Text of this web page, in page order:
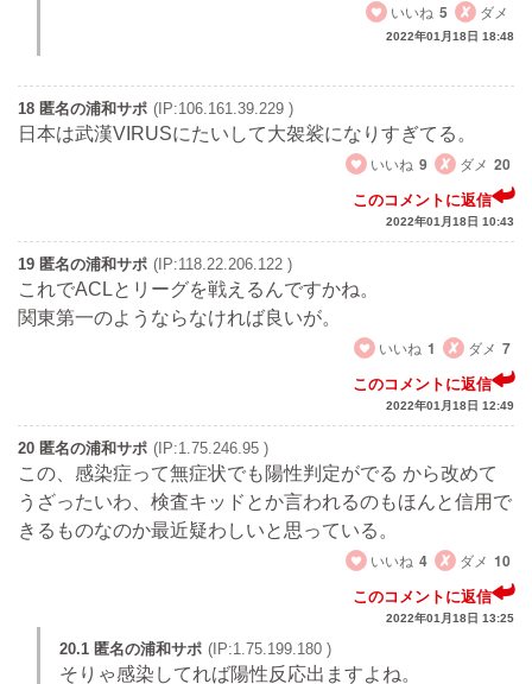
いいね 5 ダメ
2022年01月18日 18:48
18 匿名の浦和サポ (IP:106.161.39.229 )
日本は武漢VIRUSにたいして大袈裟になりすぎてる。
いいね 9 ダメ 20
このコメントに返信
2022年01月18日 10:43
19 匿名の浦和サポ (IP:118.22.206.122 )
これでACLとリーグを戦えるんですかね。
関東第一のようならなければ良いが。
いいね 1 ダメ 7
このコメントに返信
2022年01月18日 12:49
20 匿名の浦和サポ (IP:1.75.246.95 )
この、感染症って無症状でも陽性判定がでる から改めて
うざったいわ、検査キッドとか言われるのもほんと信用で
きるものなのか最近疑わしいと思っている。
いいね 4 ダメ 10
このコメントに返信
2022年01月18日 13:25
20.1 匿名の浦和サポ (IP:1.75.199.180 )
そりゃ感染してれば陽性反応出ますよね。